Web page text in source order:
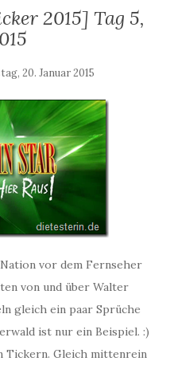
2015] Tag 5,
20. Januar 2015
vor dem Fernseher
von und über Walter
gleich ein paar Sprüche
ist nur ein Beispiel. :)
Tickern. Gleich mittenrein